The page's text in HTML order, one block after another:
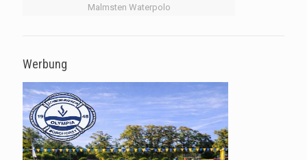
Malmsten Waterpolo
Werbung